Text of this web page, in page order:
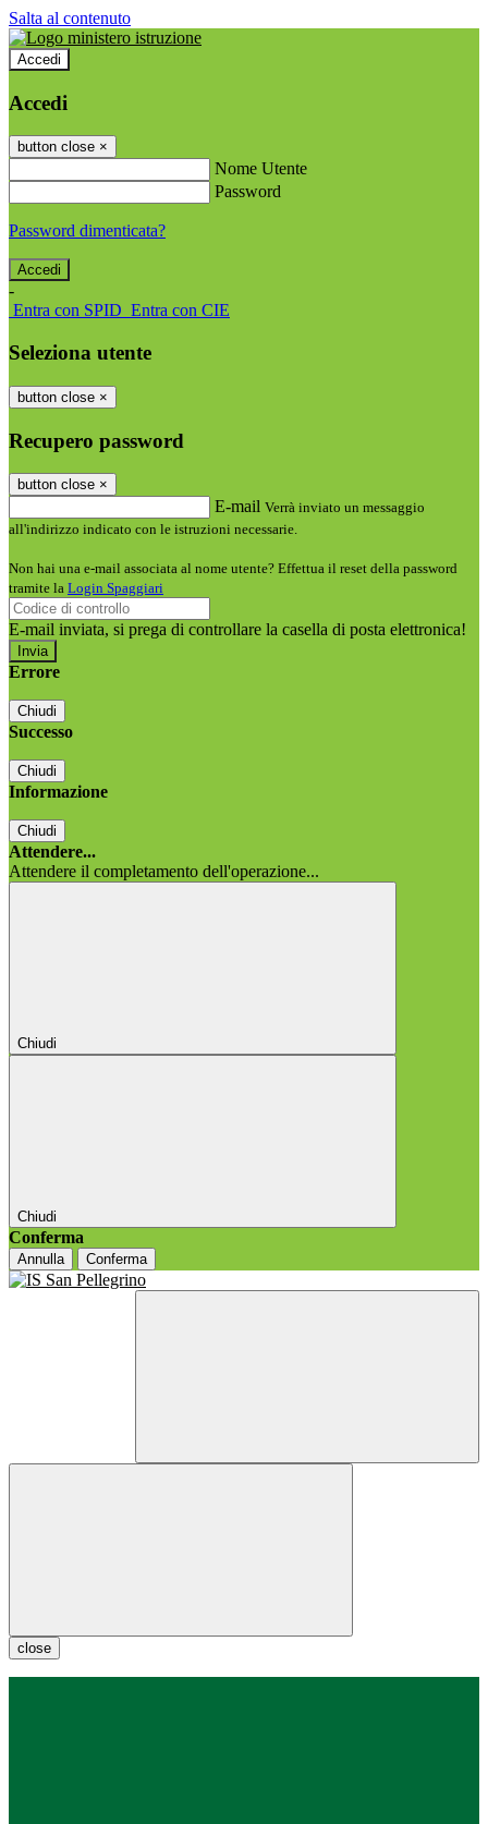
Salta al contenuto
Accedi
Accedi
button close ×
Nome Utente
Password
Password dimenticata?
-
Entra con SPID Entra con CIE
Seleziona utente
button close ×
Recupero password
button close ×
E-mail Verrà inviato un messaggio
all'indirizzo indicato con le istruzioni necessarie.
Non hai una e-mail associata al nome utente? Effettua il reset della password
tramite la Login Spaggiari
E-mail inviata, si prega di controllare la casella di posta elettronica!
Errore
Chiudi
Successo
Chiudi
Informazione
Chiudi
Attendere...
Attendere il completamento dell'operazione...
Chiudi
Chiudi
Conferma
Annulla Conferma
close